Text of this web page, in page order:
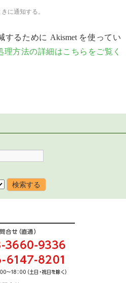
に通知する。
するために Akismet を使ってい
理方法の詳細はこちらをご覧く